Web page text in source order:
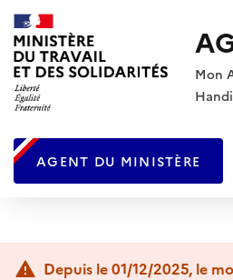
Mon
AGENT DU MINISTÈRE
Depuis le 01/12/2025, le